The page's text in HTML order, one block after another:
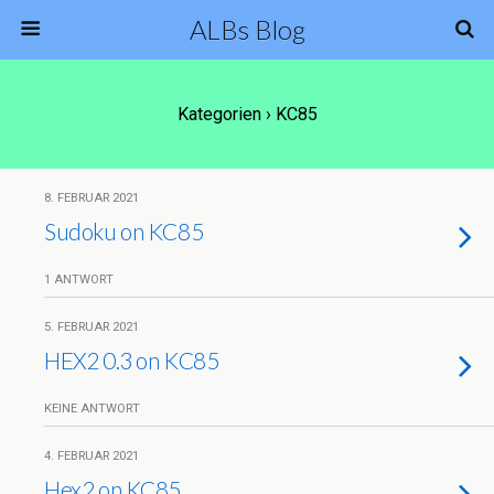
ALBs Blog
Kategorien › KC85
8. FEBRUAR 2021
Sudoku on KC85
1 ANTWORT
5. FEBRUAR 2021
HEX2 0.3 on KC85
KEINE ANTWORT
4. FEBRUAR 2021